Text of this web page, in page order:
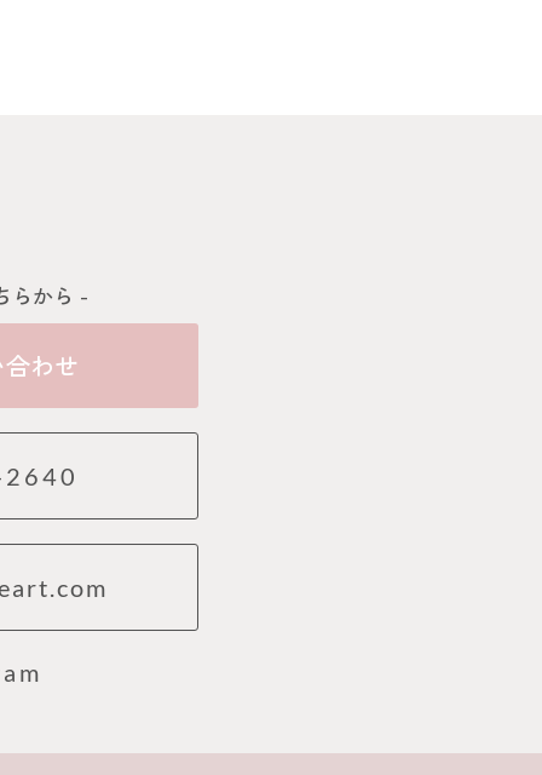
らから -
わせ